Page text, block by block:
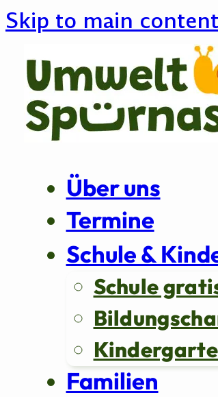
Skip to main content
Über uns
Termine
Schule &
Schule
Familien